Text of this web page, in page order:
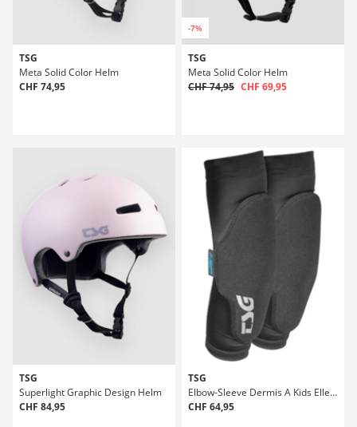
TSG
Meta Solid Color Helm
CHF 74,95
-7%
TSG
Meta Solid Color Helm
CHF 74,95 CHF 69,95
TSG
Superlight Graphic Design Helm
CHF 84,95
TSG
Elbow-Sleeve Dermis A Kids Ellenbogenprotektoren
CHF 64,95